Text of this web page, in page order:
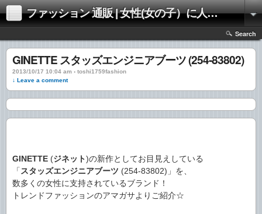
ファッション 通販 | 女性(女の子）に人気のファッションの通販 | 情報
Search
GINETTE スタッズエンジニアブーツ (254-83802)
2013/10/17 10:04 am › toshi1759fashion
↓ Leave a comment
GINETTE (ジネット)の新作としてお目見えしている
「 スタッズエンジニアブーツ (254-83802)」を、
数多くの女性に支持されているブランド！
トレンドファッションのアマガサよりご紹介☆